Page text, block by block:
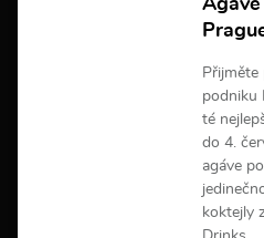
Přijměte
podniku
té
do 4.
agáve
koktejly